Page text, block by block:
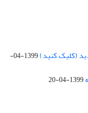
(کلیک کنید)
1399-04-
1399-04-20